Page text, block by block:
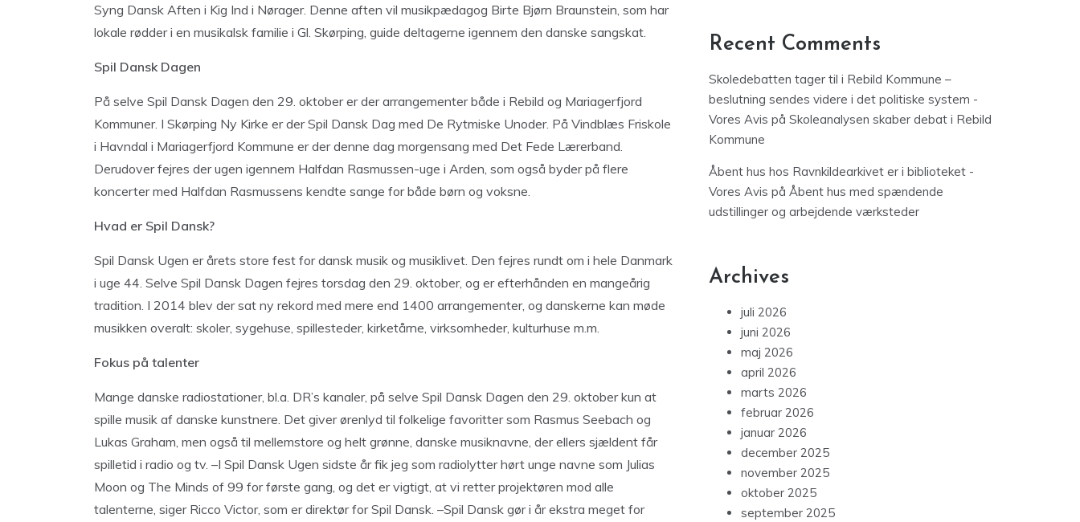
Syng Dansk Aften i Kig Ind i Nørager. Denne aften vil musikpædagog Birte Bjørn Braunstein, som har
lokale rødder i en musikalsk familie i Gl. Skørping, guide deltagerne igennem den danske sangskat.
Spil Dansk Dagen
På selve Spil Dansk Dagen den 29. oktober er der arrangementer både i Rebild og Mariagerfjord
Kommuner. I Skørping Ny Kirke er der Spil Dansk Dag med De Rytmiske Unoder. På Vindblæs Friskole
i Havndal i Mariagerfjord Kommune er der denne dag morgensang med Det Fede Lærerband.
Derudover fejres der ugen igennem Halfdan Rasmussen-uge i Arden, som også byder på flere
koncerter med Halfdan Rasmussens kendte sange for både børn og voksne.
Hvad er Spil Dansk?
Spil Dansk Ugen er årets store fest for dansk musik og musiklivet. Den fejres rundt om i hele Danmark
i uge 44. Selve Spil Dansk Dagen fejres torsdag den 29. oktober, og er efterhånden en mangeårig
tradition. I 2014 blev der sat ny rekord med mere end 1400 arrangementer, og danskerne kan møde
musikken overalt: skoler, sygehuse, spillesteder, kirketårne, virksomheder, kulturhuse m.m.
Fokus på talenter
Mange danske radiostationer, bl.a. DR’s kanaler, på selve Spil Dansk Dagen den 29. oktober kun at
spille musik af danske kunstnere. Det giver ørenlyd til folkelige favoritter som Rasmus Seebach og
Lukas Graham, men også til mellemstore og helt grønne, danske musiknavne, der ellers sjældent får
spilletid i radio og tv. –I Spil Dansk Ugen sidste år fik jeg som radiolytter hørt unge navne som Julias
Moon og The Minds of 99 for første gang, og det er vigtigt, at vi retter projektøren mod alle
talenterne, siger Ricco Victor, som er direktør for Spil Dansk. –Spil Dansk gør i år ekstra meget for
Recent Comments
Skoledebatten tager til i Rebild Kommune –
beslutning sendes videre i det politiske system -
Vores Avis på Skoleanalysen skaber debat i Rebild
Kommune
Åbent hus hos Ravnkildearkivet er i biblioteket -
Vores Avis på Åbent hus med spændende
udstillinger og arbejdende værksteder
Archives
juli 2026
juni 2026
maj 2026
april 2026
marts 2026
februar 2026
januar 2026
december 2025
november 2025
oktober 2025
september 2025